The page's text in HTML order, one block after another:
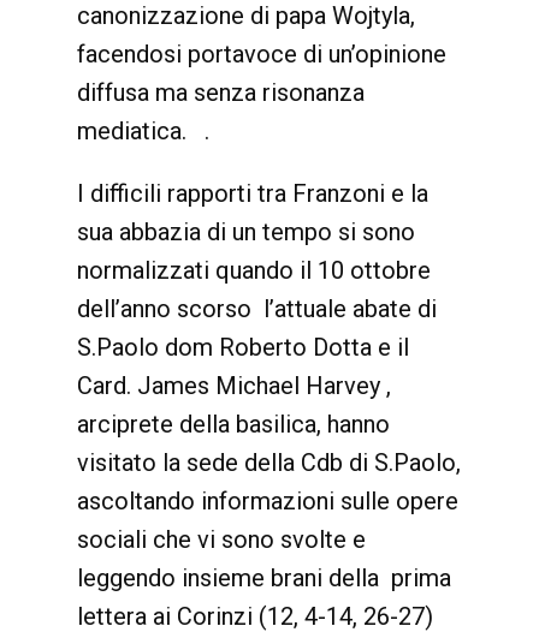
canonizzazione di papa Wojtyla,
facendosi portavoce di un’opinione
diffusa ma senza risonanza
mediatica. .
I difficili rapporti tra Franzoni e la
sua abbazia di un tempo si sono
normalizzati quando il 10 ottobre
dell’anno scorso l’attuale abate di
S.Paolo dom Roberto Dotta e il
Card. James Michael Harvey ,
arciprete della basilica, hanno
visitato la sede della Cdb di S.Paolo,
ascoltando informazioni sulle opere
sociali che vi sono svolte e
leggendo insieme brani della prima
lettera ai Corinzi (12, 4-14, 26-27)